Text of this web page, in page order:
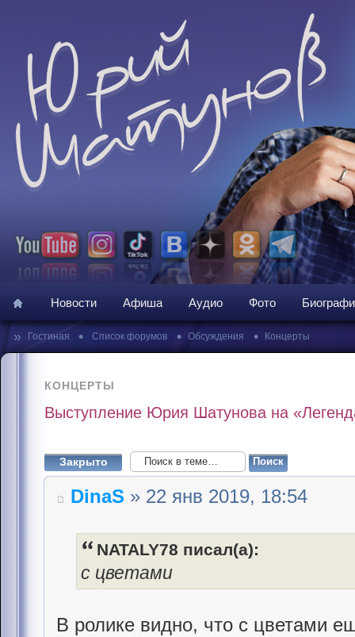
Новости Афиша Аудио Фото
» Гостиная • Список форумов • Обсуждения • Концерты
КОНЦЕРТЫ
Выступление Юрия Шатунова на
Закрыто
DinaS » 22 янв 2019, 18:54
NATALY78 писал(а):
с цветами
В ролике видно, что с цветами